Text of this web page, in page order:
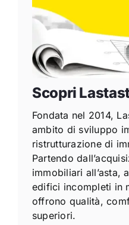
Scopri
Fondata nel 2014,
ambito di sviluppo
ristrutturazione di
Partendo
immobiliari all’asta,
edifici incompleti in
offrono qualità,
superiori.